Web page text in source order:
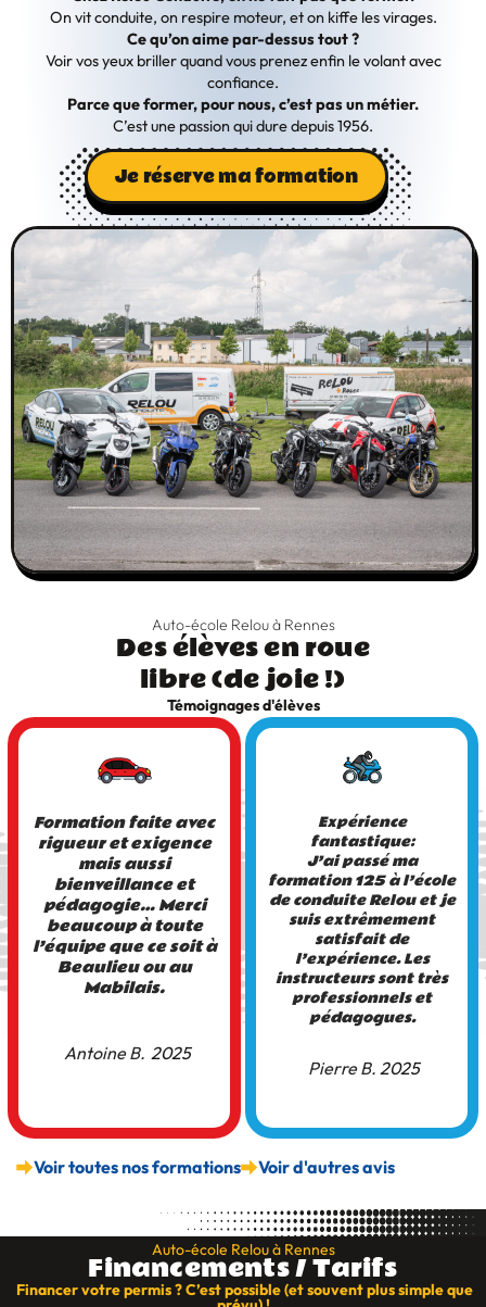
On vit conduite, on respire moteur, et on kiffe les virages.
Ce qu’on aime par-dessus tout ?
Voir vos yeux briller quand vous prenez enfin le volant avec
confiance.
Parce que former, pour nous, c’est pas un métier.
C’est une passion qui dure depuis 1956.
Je réserve ma formation
Auto-école Relou à Rennes
Des élèves en roue
libre (de joie !)
Témoignages d'élèves
Formation faite avec
rigueur et exigence
mais aussi
bienveillance et
pédagogie… Merci
beaucoup à toute
l’équipe que ce soit à
Beaulieu ou au
Mabilais.
Antoine B. 2025
Expérience
fantastique:
J’ai passé ma
formation 125 à l’école
de conduite Relou et je
suis extrêmement
satisfait de
l’expérience. Les
instructeurs sont très
professionnels et
pédagogues.
Pierre B. 2025
Voir toutes nos formations Voir d'autres avis
Auto-école Relou à Rennes
Financements / Tarifs
Financer votre permis ? C’est possible (et souvent plus simple que